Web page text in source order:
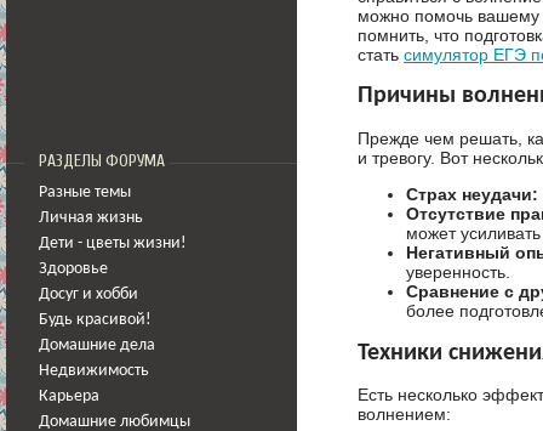
РАЗДЕЛЫ ФОРУМА
Разные темы
Личная жизнь
Дети - цветы жизни!
Здоровье
Досуг и хобби
Будь красивой!
Домашние дела
Недвижимость
Карьера
Домашние любимцы
можно помочь вашему
помнить, что
стать симулятор ЕГЭ
Причины
Прежде чем решать,
и тревогу. Вот
Страх неудачи:
Отсутствие
может
Негативный
уверенность.
Сравнение с
более
Техники
Есть несколько
волнением: